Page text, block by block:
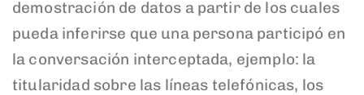
demostración de datos a partir de los cuales
pueda inferirse que una persona participó en
la conversación interceptada, ejemplo: la
titularidad sobre las líneas telefónicas, los